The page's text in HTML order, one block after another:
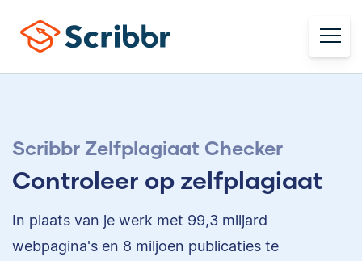
Scribbr Zelfplagiaat Checker
Controleer op zelfplagiaat
In plaats van je werk met 99,3 miljard
webpagina's en 8 miljoen publicaties te